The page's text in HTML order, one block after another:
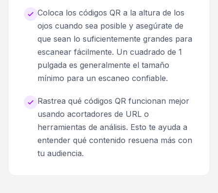
Coloca los códigos QR a la altura de los
ojos cuando sea posible y asegúrate de
que sean lo suficientemente grandes para
escanear fácilmente. Un cuadrado de 1
pulgada es generalmente el tamaño
mínimo para un escaneo confiable.
Rastrea qué códigos QR funcionan mejor
usando acortadores de URL o
herramientas de análisis. Esto te ayuda a
entender qué contenido resuena más con
tu audiencia.